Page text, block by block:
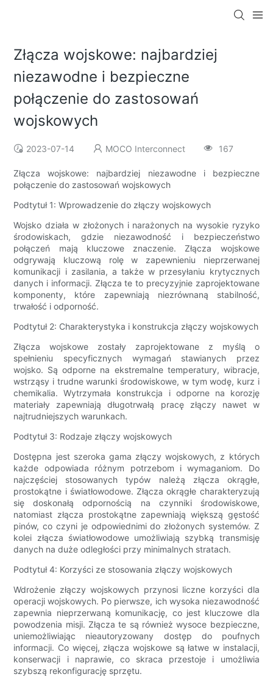
Złącza wojskowe: najbardziej
niezawodne i bezpieczne
połączenie do zastosowań
wojskowych
2023-07-14 MOCO Interconnect 167
Złącza wojskowe: najbardziej niezawodne i bezpieczne
połączenie do zastosowań wojskowych
Podtytuł 1: Wprowadzenie do złączy wojskowych
Wojsko działa w złożonych i narażonych na wysokie ryzyko
środowiskach, gdzie niezawodność i bezpieczeństwo
połączeń mają kluczowe znaczenie. Złącza wojskowe
odgrywają kluczową rolę w zapewnieniu nieprzerwanej
komunikacji i zasilania, a także w przesyłaniu krytycznych
danych i informacji. Złącza te to precyzyjnie zaprojektowane
komponenty, które zapewniają niezrównaną stabilność,
trwałość i odporność.
Podtytuł 2: Charakterystyka i konstrukcja złączy wojskowych
Złącza wojskowe zostały zaprojektowane z myślą o
spełnieniu specyficznych wymagań stawianych przez
wojsko. Są odporne na ekstremalne temperatury, wibracje,
wstrząsy i trudne warunki środowiskowe, w tym wodę, kurz i
chemikalia. Wytrzymała konstrukcja i odporne na korozję
materiały zapewniają długotrwałą pracę złączy nawet w
najtrudniejszych warunkach.
Podtytuł 3: Rodzaje złączy wojskowych
Dostępna jest szeroka gama złączy wojskowych, z których
każde odpowiada różnym potrzebom i wymaganiom. Do
najczęściej stosowanych typów należą złącza okrągłe,
prostokątne i światłowodowe. Złącza okrągłe charakteryzują
się doskonałą odpornością na czynniki środowiskowe,
natomiast złącza prostokątne zapewniają większą gęstość
pinów, co czyni je odpowiednimi do złożonych systemów. Z
kolei złącza światłowodowe umożliwiają szybką transmisję
danych na duże odległości przy minimalnych stratach.
Podtytuł 4: Korzyści ze stosowania złączy wojskowych
Wdrożenie złączy wojskowych przynosi liczne korzyści dla
operacji wojskowych. Po pierwsze, ich wysoka niezawodność
zapewnia nieprzerwaną komunikację, co jest kluczowe dla
powodzenia misji. Złącza te są również wysoce bezpieczne,
uniemożliwiając nieautoryzowany dostęp do poufnych
informacji. Co więcej, złącza wojskowe są łatwe w instalacji,
konserwacji i naprawie, co skraca przestoje i umożliwia
szybszą rekonfigurację sprzętu.